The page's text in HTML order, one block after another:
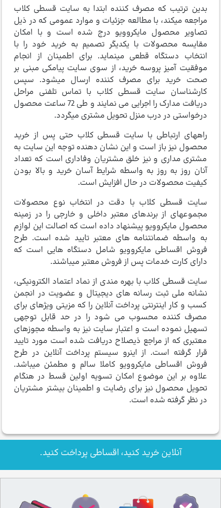
بدین ترتیب که مصرف­ کننده ابتدا به سایت قسطی ­کلاب
مراجعه می­کند، با مطالعه جزئیات و موارد عمومی که در ذیل
تصاویر محصول مایکروویو درج شده است و با امکان
مقایسه محصولات با یکدیگر تصمیم به خرید خود را با
انتخاب دستگاه قطعی می­نماید. برای اطمینان از انجام
موفقیت آمیز پروسه خرید، از سوی سایت پیامکی مبنی بر
صحت خرید برای مصرف کننده ارسال می­شود. سپس
کارشناسان سایت قسطی­ کلاب با تماس تلفنی مراحل
دریافت مدارک را اجرایی می­ نمایند و طی 72 ساعت محصول
درخواستی در درب منزل تحویل مشتری می­گردد.
راههای ارتباطی با سایت قسطی کلاب حتی پس از خرید
محصول نیز باز است و این نشان­ دهنده توجه این سایت به
مشتری مداری و نیز خلق مشتریان وفاداری است که تعداد
آنان روز به روز به واسطه شرایط آسان خرید و بالا بودن
کیفیت محصولات در حال افزایش است.
سایت قسطی کلاب با دقت در انتخاب نوع محصولات
مجموعه­ای از برندهای معتبر داخلی و خارجی را در زمینه
محصول مایکروویو پیشنهاد داده است که اصالت این لوازم
به واسطه ضمانت­نامه­ های معتبر تایید شده است. طرح
فروش اقساطی مایکروویو شامل دستگاه­ هایی است که
دارای کارت خدمات پس از فروش معتبر می­باشند.
سایت قسطی کلاب با بهره­ مندی از نماد اعتماد الکترونیکی،
نشانه ملی ثبت رسانه ­های دیجیتال و عضویت در انجمن
کسب و کار اینترنتی پرداخت آنلاین را که مزیتی ویژه­ای برای
مصرف کننده محسوب می ­شود را در حد قابل توجهی
تسهیل نموده است و اعتبار سایت نیز به واسطه مجوزهای
معتبری که از مراجع ذیصلاح دریافت شده است مورد تایید
قرار گرفته است. از اینرو سیستم پرداخت آنلاین در طرح
فروش اقساطی مایکروویو کاملا سالم و مطمئن می­باشد.
علاوه بر این موضوع امکان تسویه اولین قسط در هنگام
تحویل محصول نیز برای رضایت و اطمینان بیشتر مشتریان
در نظر گرفته شده است.
آنلاین خرید کنید، اقساطی پرداخت کنید.